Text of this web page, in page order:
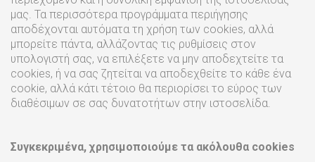
μας. Τα περισσότερα προγράμματα περιήγησης
αποδέχονται αυτόματα τη χρήση των cookies, αλλά
μπορείτε πάντα, αλλάζοντας τις ρυθμίσεις στον
υπολογιστή σας, να επιλέξετε να μην αποδεχτείτε τα
cookies, ή να σας ζητείται να αποδεχθείτε το κάθε ένα
cookie, αλλά κάτι τέτοιο θα περιορίσει το εύρος των
διαθέσιμων σε σας δυνατοτήτων στην ιστοσελίδα.
Συγκεκριμένα, χρησιμοποιούμε τα ακόλουθα cookies